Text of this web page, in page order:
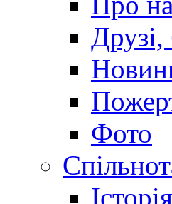
Друзі,
Фото
Історія